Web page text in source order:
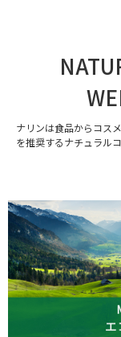
ナリンは食品からコス
を推奨するナチュラル